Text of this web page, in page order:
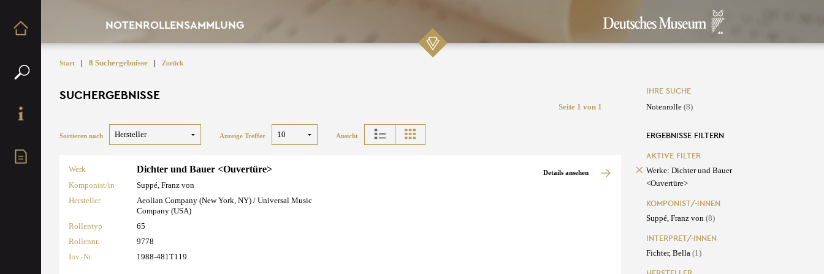
NOTENROLLENSAMMLUNG
Start | 8 Suchergebnisse | Zurück
SUCHERGEBNISSE
Seite 1 von 1
Sortieren nach Anzeige Treffer Ansicht
Werk Dichter und Bauer <Ouvertüre>
Komponist/in
Suppé, Franz von
Hersteller
Aeolian Company (New York, NY) / Universal Music
Company (USA)
Rollentyp
65
Rollennr.
9778
Inv.-Nr.
1988-481T119
Details ansehen
IHRE SUCHE
Notenrolle (8)
ERGEBNISSE FILTERN
AKTIVE FILTER
Werke: Dichter und Bauer
<Ouvertüre>
KOMPONIST/-INNEN
Suppé, Franz von (8)
INTERPRET/-INNEN
Fichter, Bella (1)